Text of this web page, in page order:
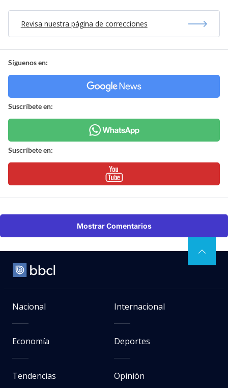
Revisa nuestra página de correcciones
Síguenos en:
Suscríbete en:
Suscríbete en:
Mostrar Comentarios
Nacional Internacional
Economía Deportes
Tendencias Opinión